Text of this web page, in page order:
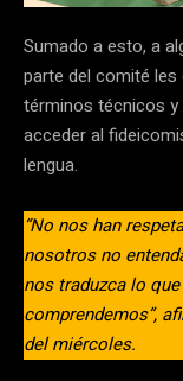
Sumado a esto, a
parte del comité
términos técnicos
acceder al
lengua.
“No nos han
nosotros no
nos traduzca lo
comprendemos”,
del miércoles.